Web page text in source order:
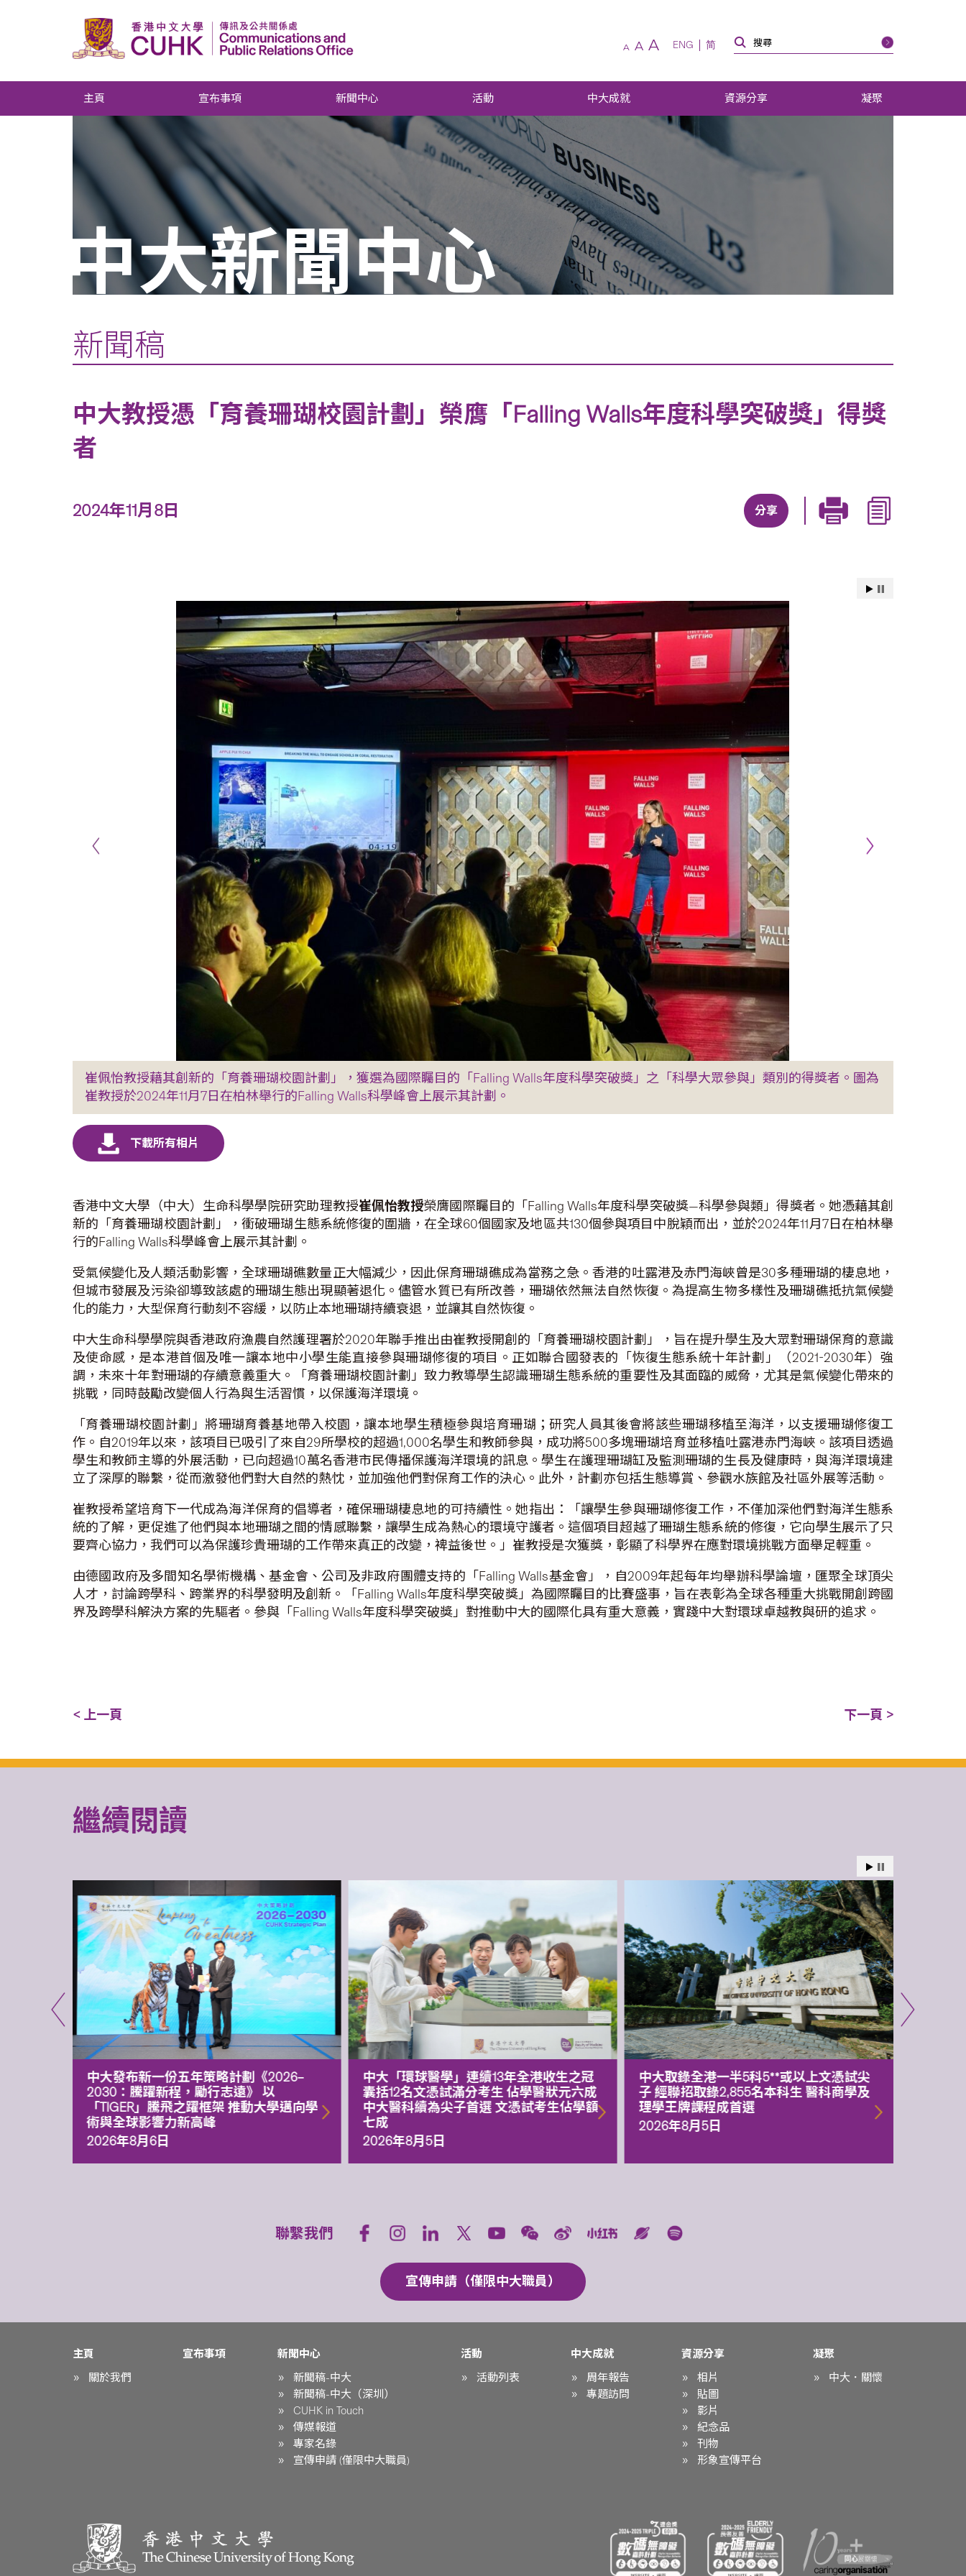
A A A ENG 简
主頁 宣布事項 新聞中心 活動 中大成就 資源分享 凝聚
中大新聞中心
新聞稿
中大教授憑「育養珊瑚校園計劃」榮膺「Falling Walls年度科學突破獎」得獎
者
2024年11月8日 分享
崔佩怡教授藉其創新的「育養珊瑚校園計劃」，獲選為國際矚目的「Falling Walls年度科學突破獎」之「科學大眾參與」類別的得獎者。圖為
崔教授於2024年11月7日在柏林舉行的Falling Walls科學峰會上展示其計劃。
香港中文大學（中大）生命科學學院研究助理教授崔佩怡教授榮膺國際矚目的「Falling Walls年度科學突破獎—科學參與類」得獎者。她憑藉其創
新的「育養珊瑚校園計劃」，衝破珊瑚生態系統修復的圍牆，在全球60個國家及地區共130個參與項目中脫穎而出，並於2024年11月7日在柏林舉
行的Falling Walls科學峰會上展示其計劃。
受氣候變化及人類活動影響，全球珊瑚礁數量正大幅減少，因此保育珊瑚礁成為當務之急。香港的吐露港及赤門海峽曾是30多種珊瑚的棲息地，
但城市發展及污染卻導致該處的珊瑚生態出現顯著退化。儘管水質已有所改善，珊瑚依然無法自然恢復。為提高生物多樣性及珊瑚礁抵抗氣候變
化的能力，大型保育行動刻不容緩，以防止本地珊瑚持續衰退，並讓其自然恢復。
中大生命科學學院與香港政府漁農自然護理署於2020年聯手推出由崔教授開創的「育養珊瑚校園計劃」，旨在提升學生及大眾對珊瑚保育的意識
及使命感，是本港首個及唯一讓本地中小學生能直接參與珊瑚修復的項目。正如聯合國發表的「恢復生態系統十年計劃」（2021-2030年）強
調，未來十年對珊瑚的存續意義重大。「育養珊瑚校園計劃」致力教導學生認識珊瑚生態系統的重要性及其面臨的威脅，尤其是氣候變化帶來的
挑戰，同時鼓勵改變個人行為與生活習慣，以保護海洋環境。
「育養珊瑚校園計劃」將珊瑚育養基地帶入校園，讓本地學生積極參與培育珊瑚；研究人員其後會將該些珊瑚移植至海洋，以支援珊瑚修復工
作。自2019年以來，該項目已吸引了來自29所學校的超過1,000名學生和教師參與，成功將500多塊珊瑚培育並移植吐露港赤門海峽。該項目透過
學生和教師主導的外展活動，已向超過10萬名香港市民傳播保護海洋環境的訊息。學生在護理珊瑚缸及監測珊瑚的生長及健康時，與海洋環境建
立了深厚的聯繫，從而激發他們對大自然的熱忱，並加強他們對保育工作的決心。此外，計劃亦包括生態導賞、參觀水族館及社區外展等活動。
崔教授希望培育下一代成為海洋保育的倡導者，確保珊瑚棲息地的可持續性。她指出：「讓學生參與珊瑚修復工作，不僅加深他們對海洋生態系
統的了解，更促進了他們與本地珊瑚之間的情感聯繫，讓學生成為熱心的環境守護者。這個項目超越了珊瑚生態系統的修復，它向學生展示了只
要齊心協力，我們可以為保護珍貴珊瑚的工作帶來真正的改變，裨益後世。」崔教授是次獲獎，彰顯了科學界在應對環境挑戰方面舉足輕重。
由德國政府及多間知名學術機構、基金會、公司及非政府團體支持的「Falling Walls基金會」，自2009年起每年均舉辦科學論壇，匯聚全球頂尖
人才，討論跨學科、跨業界的科學發明及創新。「Falling Walls年度科學突破獎」為國際矚目的比賽盛事，旨在表彰為全球各種重大挑戰開創跨國
界及跨學科解決方案的先驅者。參與「Falling Walls年度科學突破獎」對推動中大的國際化具有重大意義，實踐中大對環球卓越教與研的追求。
< 上一頁 下一頁 >
繼續閱讀
中大發布新一份五年策略計劃《2026‒
2030：騰躍新程，勵行志遠》 以
「TIGER」騰飛之躍框架 推動大學邁向學
術與全球影響力新高峰
2026年8月6日
中大「環球醫學」連續13年全港收生之冠
囊括12名文憑試滿分考生 佔學醫狀元六成
中大醫科續為尖子首選 文憑試考生佔學額
七成
2026年8月5日
中大取錄全港一半5科5**或以上文憑試尖
子 經聯招取錄2,855名本科生 醫科商學及
理學王牌課程成首選
2026年8月5日
聯繫我們
宣傳申請（僅限中大職員）
主頁
關於我們
宣布事項
新聞中心
新聞稿-中大
新聞稿-中大（深圳）
CUHK in Touch
傳媒報道
專家名錄
宣傳申請 (僅限中大職員)
活動
活動列表
中大成就
周年報告
專題訪問
資源分享
相片
貼圖
影片
紀念品
刊物
形象宣傳平台
凝聚
中大．關懷